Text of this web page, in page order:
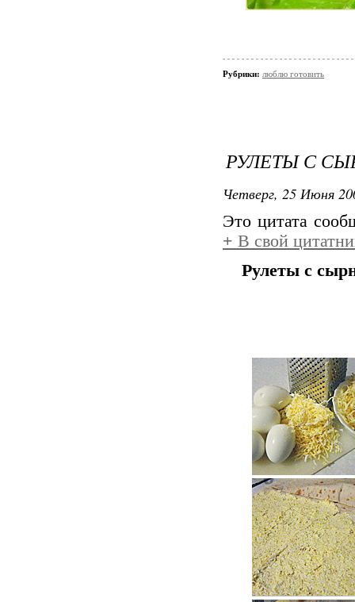
Рубрики: люблю готовить
РУЛЕТЫ С
Четверг, 25 Июня
Это цитата
+ В свой
Рулеты с